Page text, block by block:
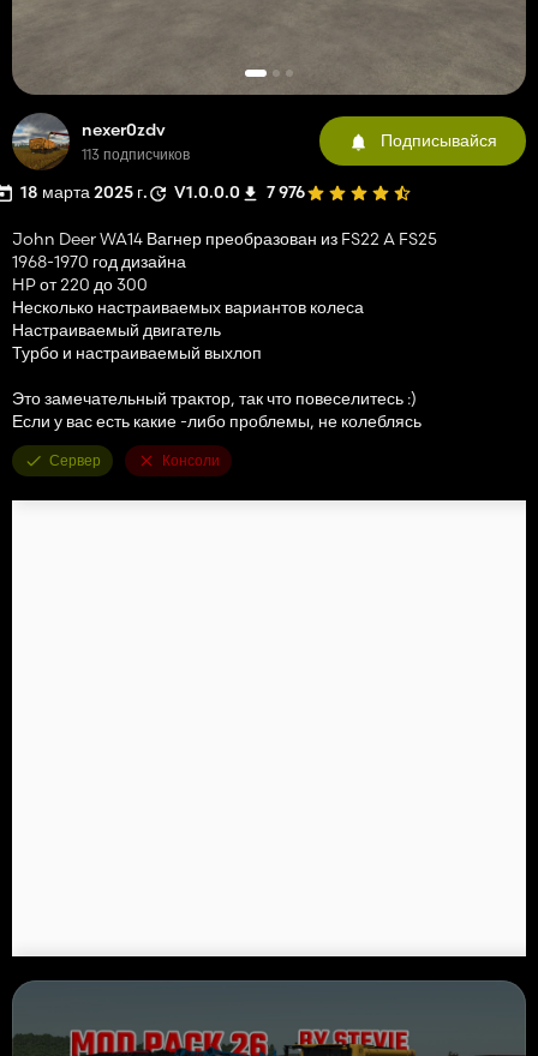
nexer0zdv
113 подписчиков
Подписывайся
18 марта 2025 г. V1.0.0.0 7 976
John Deer WA14 Вагнер преобразован из FS22 A FS25
1968-1970 год дизайна
HP от 220 до 300
Несколько настраиваемых вариантов колеса
Настраиваемый двигатель
Турбо и настраиваемый выхлоп
Это замечательный трактор, так что повеселитесь :)
Если у вас есть какие -либо проблемы, не колеблясь
Сервер Консоли